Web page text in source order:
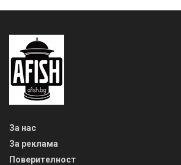
За нас
За реклама
Поверителност